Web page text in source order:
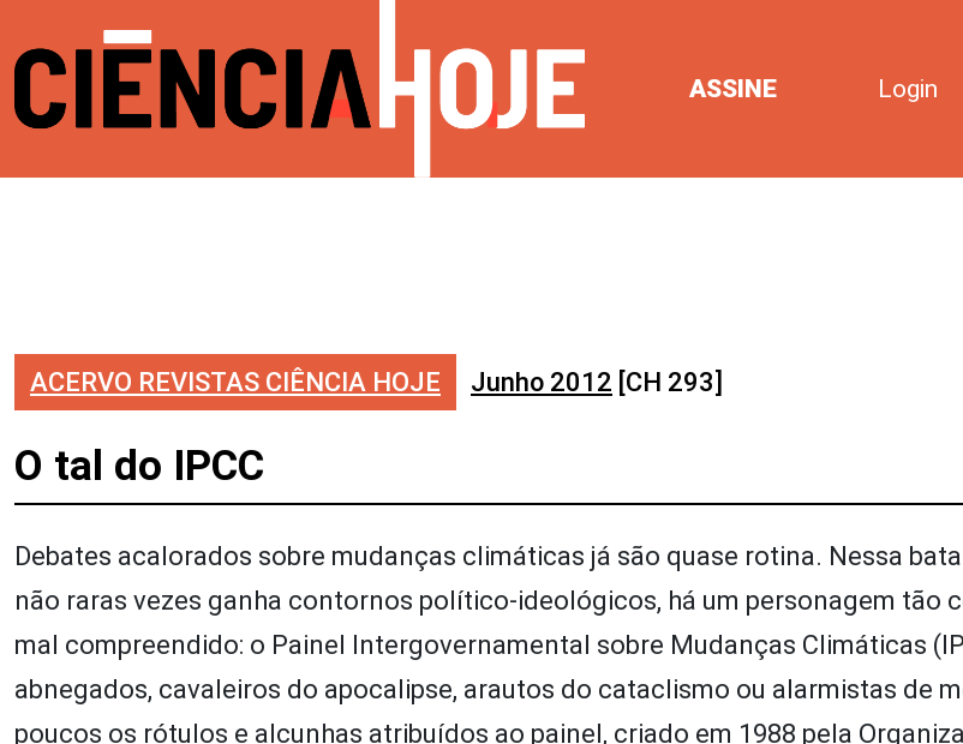
ASSINE Login
ACERVO REVISTAS CIÊNCIA HOJE Junho 2012 [CH 293]
O tal do IPCC
Debates acalorados sobre mudanças climáticas já são quase rotina. Nessa
não raras vezes ganha contornos político-ideológicos, há um personagem tão
mal compreendido: o Painel Intergovernamental sobre Mudanças Climáticas
abnegados, cavaleiros do apocalipse, arautos do cataclismo ou alarmistas de
poucos os rótulos e alcunhas atribuídos ao painel, criado em 1988 pela